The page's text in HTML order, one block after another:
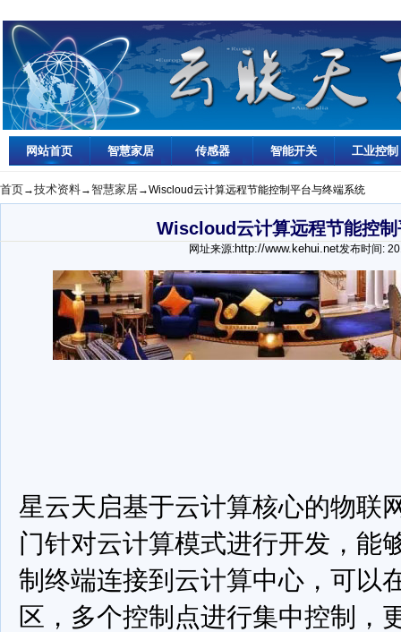
网站首页 智慧家居 传感器 智能开关 工业控制
首页→技术资料→智慧家居→Wiscloud云计算远程节能控制平台与终端系统
Wiscloud云计算远程节能控制
网址来源:http://www.kehui.net发布时间:
星云天启基于云计算核心的物联
门针对云计算模式进行开发，能
制终端连接到云计算中心，可以
区，多个控制点进行集中控制，